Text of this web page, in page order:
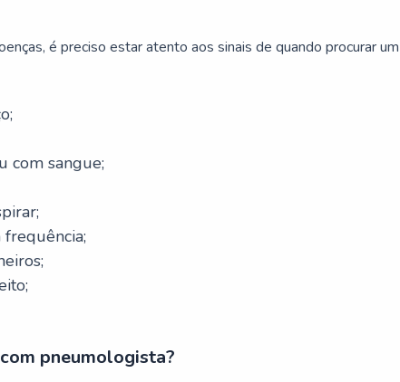
é preciso estar atento aos sinais de quando procurar um
com sangue;
pneumologista?